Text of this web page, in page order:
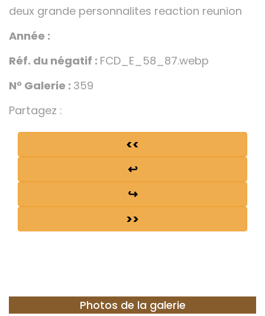
deux grande personnalites reaction reunion
Année :
Réf. du négatif : FCD_E_58_87.webp
N° Galerie : 359
Partagez :
<<
↩
↪
>>
Photos de la galerie